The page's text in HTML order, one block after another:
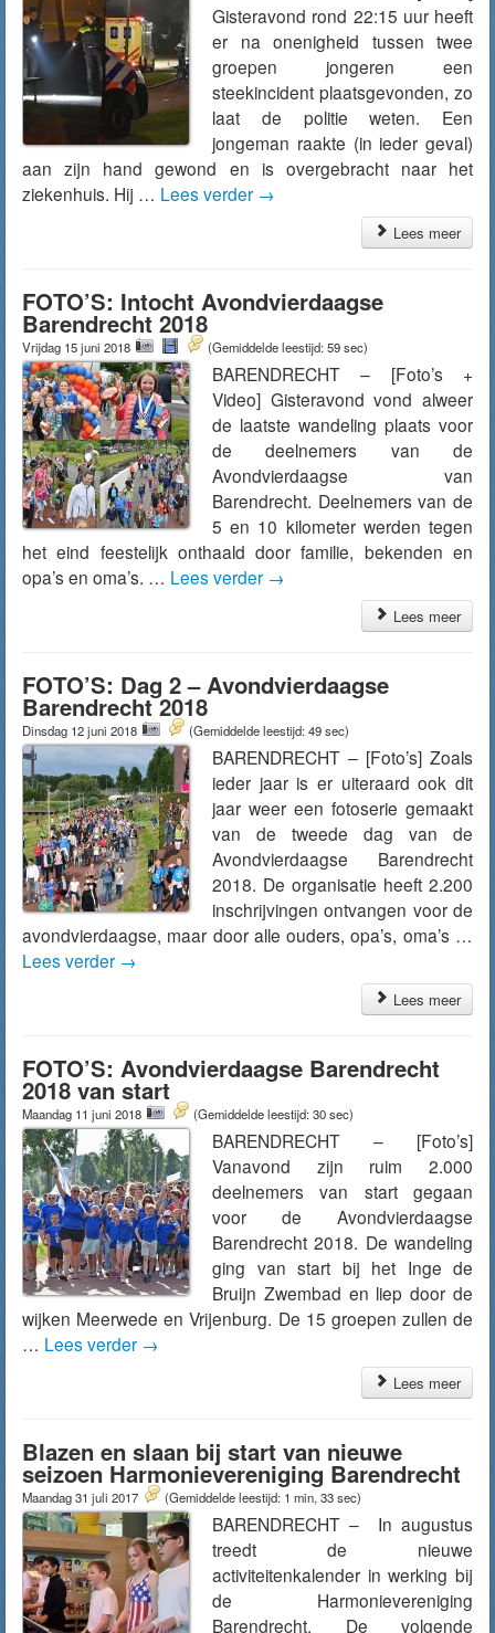
Gisteravond rond 22:15 uur heeft
er na onenigheid tussen twee
groepen jongeren een
steekincident plaatsgevonden, zo
laat de politie weten. Een
jongeman raakte (in ieder geval)
aan zijn hand gewond en is overgebracht naar het
ziekenhuis. Hij … Lees verder →
Lees meer
FOTO’S: Intocht Avondvierdaagse
Barendrecht 2018
Vrijdag 15 juni 2018 (Gemiddelde leestijd: 59 sec)
BARENDRECHT – [Foto’s +
Video] Gisteravond vond alweer
de laatste wandeling plaats voor
de deelnemers van de
Avondvierdaagse van
Barendrecht. Deelnemers van de
5 en 10 kilometer werden tegen
het eind feestelijk onthaald door familie, bekenden en
opa’s en oma’s. … Lees verder →
Lees meer
FOTO’S: Dag 2 – Avondvierdaagse
Barendrecht 2018
Dinsdag 12 juni 2018 (Gemiddelde leestijd: 49 sec)
BARENDRECHT – [Foto’s] Zoals
ieder jaar is er uiteraard ook dit
jaar weer een fotoserie gemaakt
van de tweede dag van de
Avondvierdaagse Barendrecht
2018. De organisatie heeft 2.200
inschrijvingen ontvangen voor de
avondvierdaagse, maar door alle ouders, opa’s, oma’s …
Lees verder →
Lees meer
FOTO’S: Avondvierdaagse Barendrecht
2018 van start
Maandag 11 juni 2018 (Gemiddelde leestijd: 30 sec)
BARENDRECHT – [Foto’s]
Vanavond zijn ruim 2.000
deelnemers van start gegaan
voor de Avondvierdaagse
Barendrecht 2018. De wandeling
ging van start bij het Inge de
Bruijn Zwembad en liep door de
wijken Meerwede en Vrijenburg. De 15 groepen zullen de
… Lees verder →
Lees meer
Blazen en slaan bij start van nieuwe
seizoen Harmonievereniging Barendrecht
Maandag 31 juli 2017 (Gemiddelde leestijd: 1 min, 33 sec)
BARENDRECHT – In augustus
treedt de nieuwe
activiteitenkalender in werking bij
de Harmonievereniging
Barendrecht. De volgende